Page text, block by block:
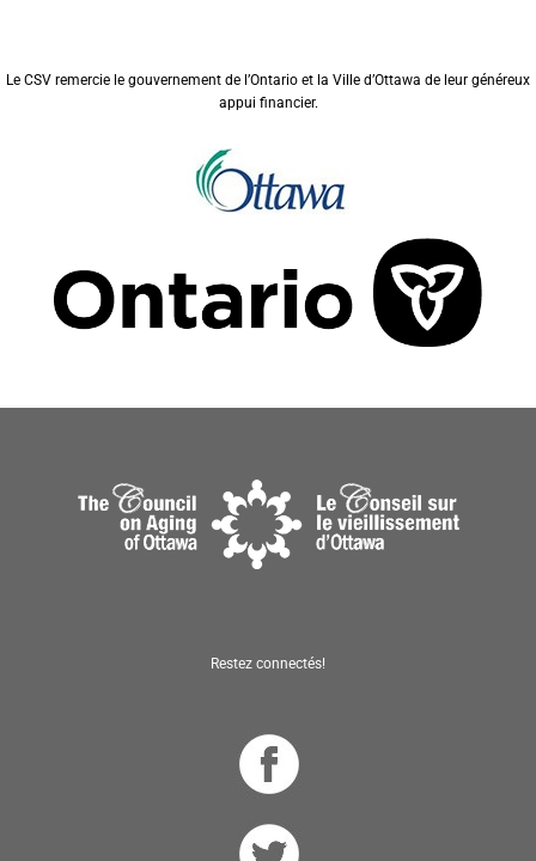
Le CSV remercie le gouvernement de l’Ontario et la Ville d’Ottawa de leur généreux
appui financier.
Restez connectés!